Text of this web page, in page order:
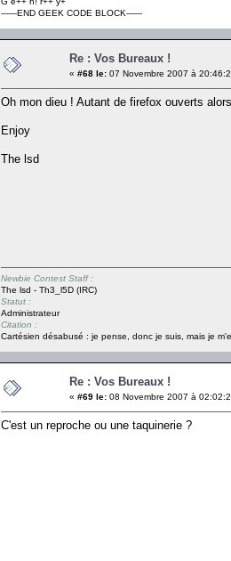
------END GEEK CODE BLOCK------
Re : Vos Bureaux !
« #68 le: 07 Novembre 2007 à
Oh mon dieu ! Autant de firefox ouverts
Enjoy
The lsd
Newbie Contest Staff :
The lsd - Th3_l5D (IRC)
Statut :
Administrateur
Citation :
Cartésien désabusé : je pense, donc je suis, mais je
Re : Vos Bureaux !
« #69 le: 08 Novembre 2007 à
C'est un reproche ou une taquinerie ?